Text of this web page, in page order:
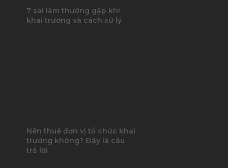
7 sai lầm thường gặp khi
khai trương và cách xử lý
Nên thuê đơn vị tổ chức khai
trương không? Đây là câu
trả lời